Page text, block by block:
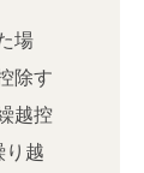
場
除す
越控
り越